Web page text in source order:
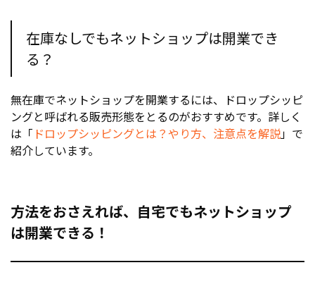
在庫なしでもネットショップは開業でき
る？
無在庫でネットショップを開業するには、ドロップシッピ
ングと呼ばれる販売形態をとるのがおすすめです。詳しく
は「 ドロップシッピングとは？やり方、注意点を解説」で
紹介しています。
方法をおさえれば、自宅でもネットショップ
は開業できる！